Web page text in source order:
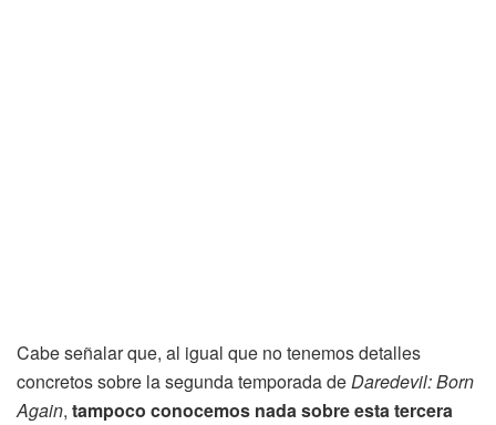
Cabe señalar que, al igual que no tenemos detalles
concretos sobre la segunda temporada deDaredevil: Born
Again, tampoco conocemos nada sobre esta tercera